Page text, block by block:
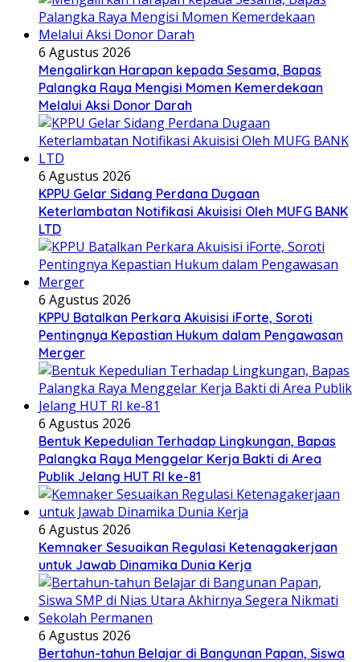
6 Agustus 2026
Mengalirkan Harapan kepada Sesama, Bapas
Palangka Raya Mengisi Momen Kemerdekaan
Melalui Aksi Donor Darah
6 Agustus 2026
KPPU Gelar Sidang Perdana Dugaan
Keterlambatan Notifikasi Akuisisi Oleh MUFG BANK
LTD
6 Agustus 2026
KPPU Batalkan Perkara Akuisisi iForte, Soroti
Pentingnya Kepastian Hukum dalam Pengawasan
Merger
6 Agustus 2026
Bentuk Kepedulian Terhadap Lingkungan, Bapas
Palangka Raya Menggelar Kerja Bakti di Area
Publik Jelang HUT RI ke-81
6 Agustus 2026
Kemnaker Sesuaikan Regulasi Ketenagakerjaan
untuk Jawab Dinamika Dunia Kerja
6 Agustus 2026
Bertahun-tahun Belajar di Bangunan Papan, Siswa